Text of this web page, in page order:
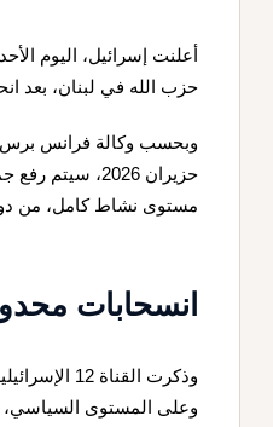
أعلنت إسرائيل، اليوم
حزب الله في لبنان، بعد
حزيران 2026،
مستوى نشاط كامل، من
انسحابات
وعلى المستوى السياسي،